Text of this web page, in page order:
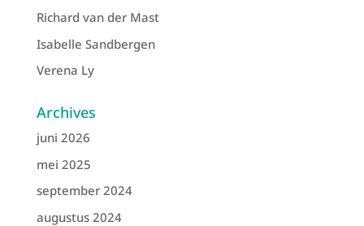
Richard van der Mast
Isabelle Sandbergen
Verena Ly
Archives
juni 2026
mei 2025
september 2024
augustus 2024